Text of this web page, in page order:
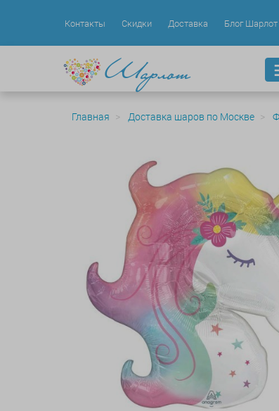
Контакты Скидки Доставка Блог Шарлот
Главная Доставка шаров по Москве